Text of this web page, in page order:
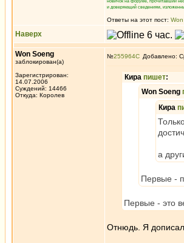
новичок на форуме, прочитавший
и доверяющий сведениям,
Ответы на этот пост:
Наверх
Won Soeng
заблокирован(а)
Зарегистрирован:
14.07.2006
Суждений: 14466
Откуда: Королев
№255964 Добавлено:
Кира пишет:
Won Soeng
Кира
а
Первые -
Первые - это
Отнюдь. Я